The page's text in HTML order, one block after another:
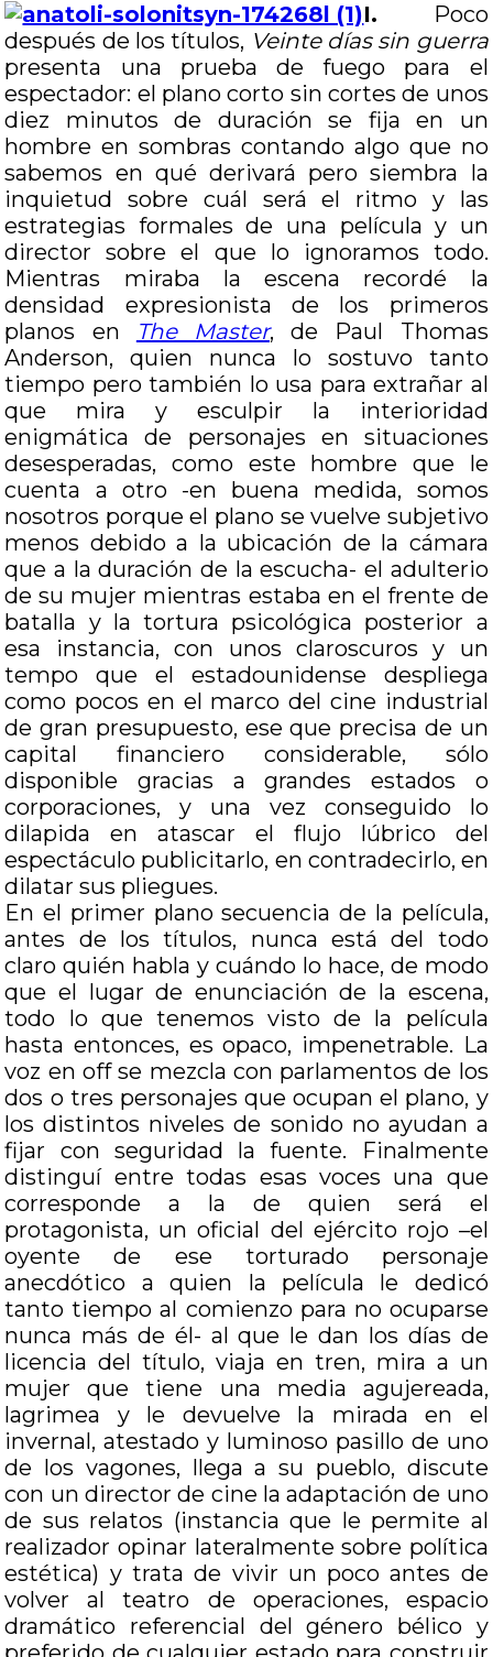
I.
Poco
después de los títulos, Veinte días sin guerra
presenta una prueba de fuego para el
espectador: el plano corto sin cortes de unos
diez minutos de duración se fija en un
hombre en sombras contando algo que no
sabemos en qué derivará pero siembra la
inquietud sobre cuál será el ritmo y las
estrategias formales de una película y un
director sobre el que lo ignoramos todo.
Mientras miraba la escena recordé la
densidad expresionista de los primeros
planos en
The Master, de Paul Thomas
Anderson, quien nunca lo sostuvo tanto
tiempo pero también lo usa para extrañar al
que mira y esculpir la interioridad
enigmática de personajes en situaciones
desesperadas, como este hombre que le
cuenta a otro -en buena medida, somos
nosotros porque el plano se vuelve subjetivo
menos debido a la ubicación de la cámara
que a la duración de la escucha- el adulterio
de su mujer mientras estaba en el frente de
batalla y la tortura psicológica posterior a
esa instancia, con unos claroscuros y un
tempo que el estadounidense despliega
como pocos en el marco del cine industrial
de gran presupuesto, ese que precisa de un
capital financiero considerable, sólo
disponible gracias a grandes estados o
corporaciones, y una vez conseguido lo
dilapida en atascar el flujo lúbrico del
espectáculo publicitarlo, en contradecirlo, en
dilatar sus pliegues.
En el primer plano secuencia de la película,
antes de los títulos, nunca está del todo
claro quién habla y cuándo lo hace, de modo
que el lugar de enunciación de la escena,
todo lo que tenemos visto de la película
hasta entonces, es opaco, impenetrable. La
voz en off se mezcla con parlamentos de los
dos o tres personajes que ocupan el plano, y
los distintos niveles de sonido no ayudan a
fijar con seguridad la fuente. Finalmente
distinguí entre todas esas voces una que
corresponde a la de quien será el
protagonista, un oficial del ejército rojo –el
oyente de ese torturado personaje
anecdótico a quien la película le dedicó
tanto tiempo al comienzo para no ocuparse
nunca más de él- al que le dan los días de
licencia del título, viaja en tren, mira a un
mujer que tiene una media agujereada,
lagrimea y le devuelve la mirada en el
invernal, atestado y luminoso pasillo de uno
de los vagones, llega a su pueblo, discute
con un director de cine la adaptación de uno
de sus relatos (instancia que le permite al
realizador opinar lateralmente sobre política
estética) y trata de vivir un poco antes de
volver al teatro de operaciones, espacio
dramático referencial del género bélico y